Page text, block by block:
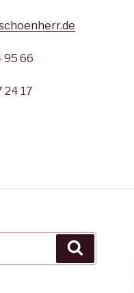
95 66
24 17